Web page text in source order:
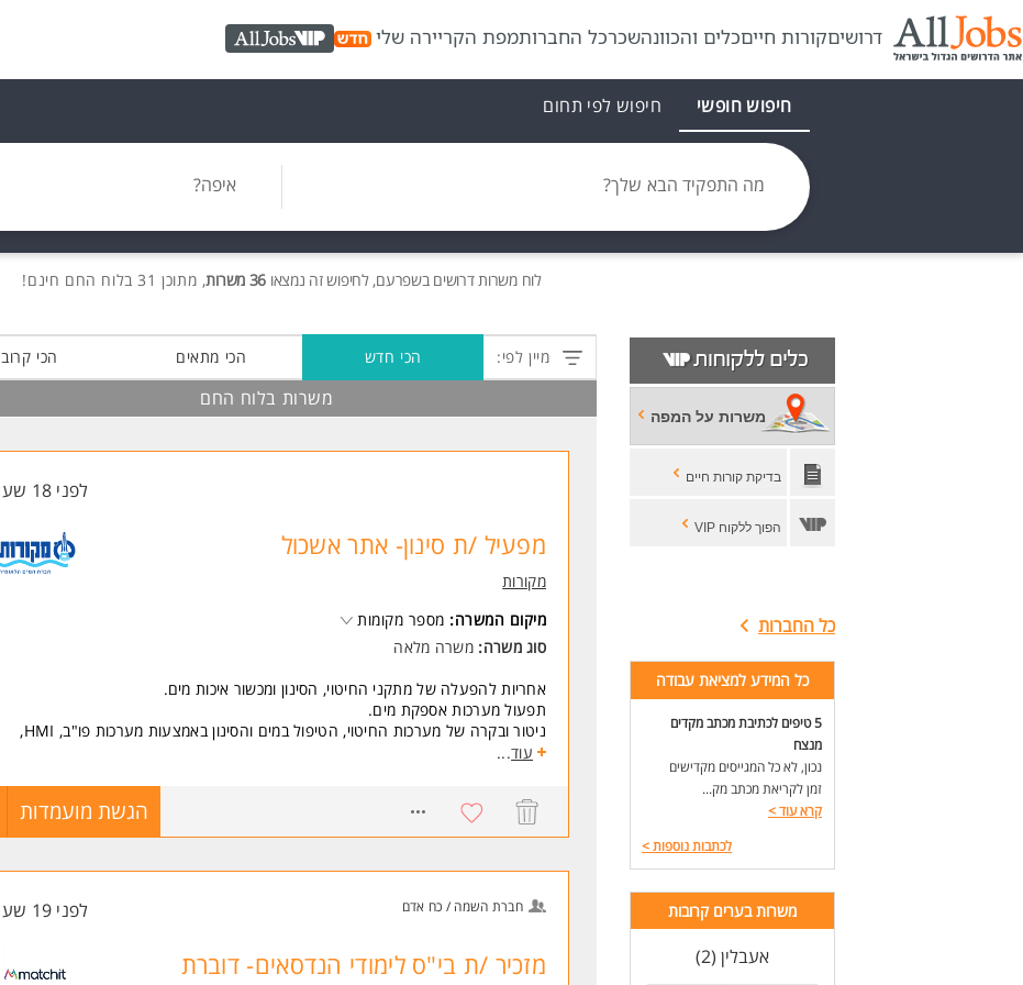
דרושיםקורות חייםכלים והכוונהשכרכל החברותמפת הקריירה שלי AllJobs VIP
חיפוש חופשי חיפוש לפי תחום
מה התפקיד הבא שלך? איפה?
לוח משרותדרושים בשפרעם, לחיפוש זה נמצאו 36 משרות , מתוכן 31 בלוח החם חינם!
משרות על המפה
בדיקת קורות חיים
הפוך ללקוח VIP
כל החברות
כל המידע למציאת עבודה
5 טיפים לכתיבת מכתב מקדים
מנצח
נכון, לא כל המגייסים מקדישים
זמן לקריאת מכתב מק...
קרא עוד>
לכתבות נוספות>
משרות בערים קרובות
אעבלין (2)
מיין לפי: הכי חדש הכי מתאים הכי קרוב
משרות בלוח החם
לפני 18 שעות
מפעיל /ת סינון- אתר אשכול
מקורות
מיקום המשרה: מספר מקומות
סוג משרה: משרה מלאה
אחריות להפעלה של מתקני החיטוי, הסינון ומכשור איכות מים.
תפעול מערכות אספקת מים.
ניטור ובקרה של מערכות החיטוי, הטיפול במים והסינון באמצעות מערכות פו"ב, HMI,
סקאדה וכו'.
תאום ההפעלה בין גורמי היחידה וההנדסה.
ביצוע עבודות אחזקה ותפעול על-פי תוכניות עבודה.
הכנת דוחו"ת תפעול ואחזקת המערכת.
דרישות:
רקע טכני בתחום המים/פו"ב/חשמל/אלקטרוניקה/מכונות/מחשבים- חובה!
בעל/ת רישיון נהיגה לרכב פרטי- חובה!
עוד...
הגשת מועמדות
חברת השמה / כח אדם לפני 19 שעות
מזכיר /ת בי"ס לימודי הנדסאים- דוברת